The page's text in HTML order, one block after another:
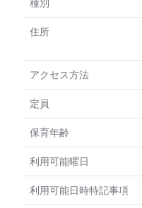
住所
アクセス方法
定員
保育年齢
利用可能曜日
利用可能日時特記事項